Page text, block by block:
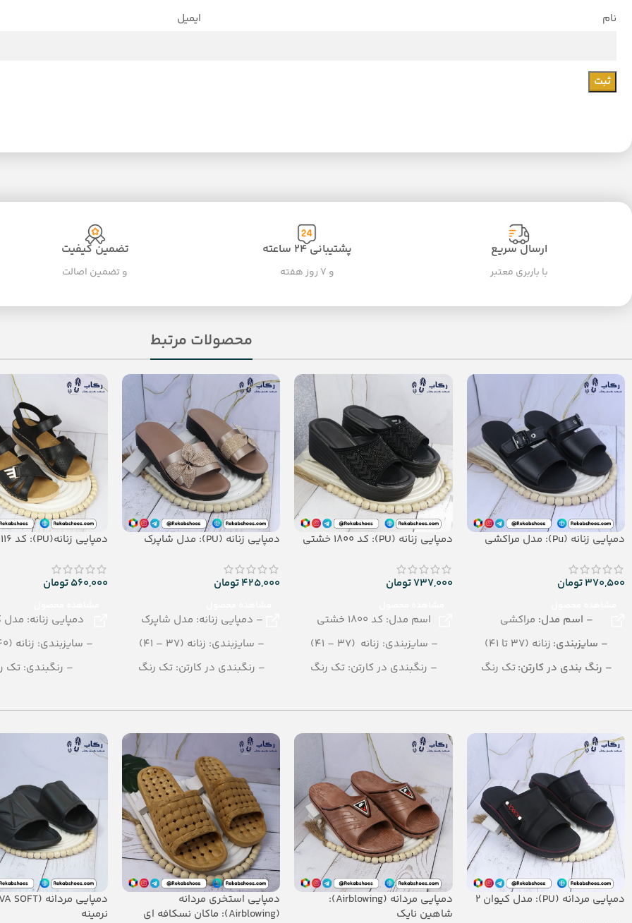
نام ایمیل
ارسال سریع
با باربری معتبر
پشتیبانی ۲۴ ساعته
و ۷ روز هفته
تضمین کیفیت
و تضمین اصالت
محصولات مرتبط
دمپایی زنانه (Pu): مدل مراکشی
370,500تومان
– اسم مدل: مراکشی
– سایزبندی: زنانه (37 تا 41)
– رنگ بندی در کارتن:تک رنگ
– جنس:PU
دمپایی زنانه (PU): کد 1800 خشتی
737,000تومان
اسم مدل: کد 1800 خشتی
– سایزبندی: زنانه (37 – 41)
– رنگبندی در کارتن: تک رنگ
– جنس زیره: PU
دمپایی زنانه (PU): مدل شاپرک
425,000تومان
– دمپایی زنانه: مدل شاپرک
– سایزبندی: زنانه (37 – 41)
– رنگبندی در کارتن: تک رنگ
– تعداد در کارتن: 12 جفت
– جنس: PU
دمپایی زنانه(PU): کد 116
560,000تومان
دمپایی زنانه: مدل کد
– سایزبندی: زنانه (40 - 36)
– رنگبندی: تک
– تعداد در کارتن: 12 جفت
دمپایی مردانه (PU): مدل کیوان 2
دمپایی مردانه (Airblowing):
شاهین نایک
دمپایی استخری مردانه
(Airblowing): ماکان نسکافه ای
نرمینه